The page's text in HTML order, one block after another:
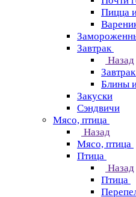
Пицца
Завтрак
Назад
Завтрак
Блины
Закуски
Сэндвичи
Мясо, птица
Назад
Мясо, птица
Птица
Назад
Птица